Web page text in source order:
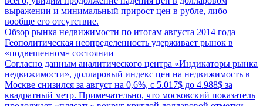
выражении и минимальный прирост цен в рубле, либо
вообще его отсутствие.
Обзор рынка недвижимости по итогам августа 2014 года
Геополитическая неопределенность удерживает рынок в
«подвешенном» состоянии
Согласно данным аналитического центра «Индикаторы рынка
недвижимости», долларовый индекс цен на недвижимость в
Москве снизился за август на 0,6%, с 5.017$ до 4.988$ за
квадратный метр. Примечательно, что московский показатель